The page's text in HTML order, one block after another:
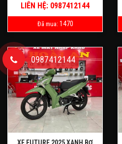
LIÊN HỆ: 0987412144
Đã mua: 1470
XE FUTURE 2025 XANH BƠ
0987412144